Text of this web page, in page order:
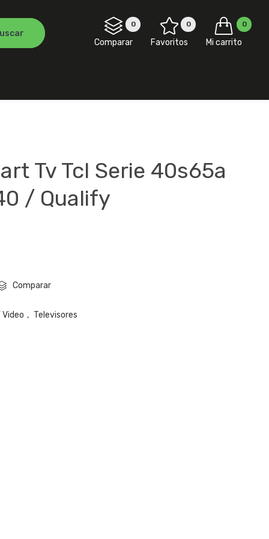
0
Comparar
0
Favoritos
0
Mi carrito
Tv Tcl Serie 40s65a
/ Qualify
Comparar
Video , Televisores